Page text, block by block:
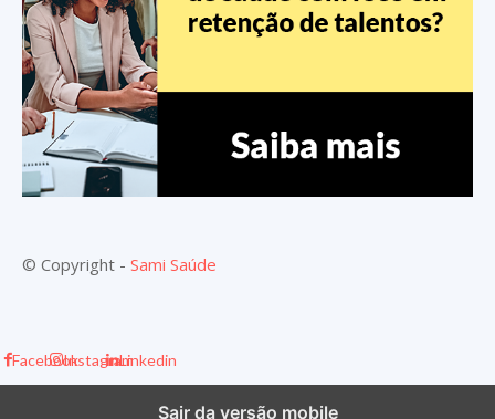
© Copyright - Sami Saúde
FacebookInstagramLinkedin
Sair da versão mobile